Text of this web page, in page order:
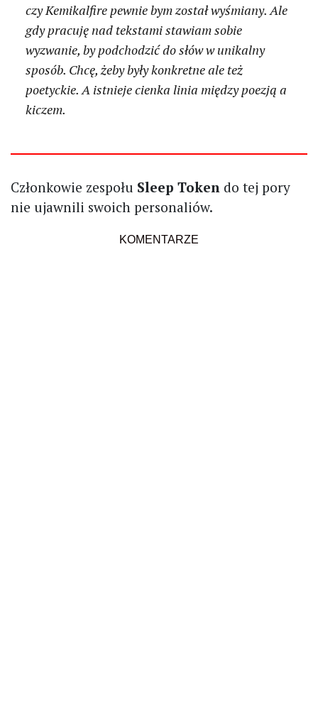
czy Kemikalfire pewnie bym został wyśmiany. Ale
gdy pracuję nad tekstami stawiam sobie
wyzwanie, by podchodzić do słów w unikalny
sposób. Chcę, żeby były konkretne ale też
poetyckie. A istnieje cienka linia między poezją a
kiczem.
Członkowie zespołu Sleep Token do tej pory
nie ujawnili swoich personaliów.
KOMENTARZE